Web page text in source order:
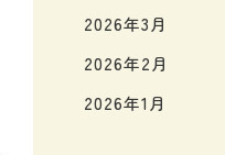
2026年3月
2026年2月
2026年1月